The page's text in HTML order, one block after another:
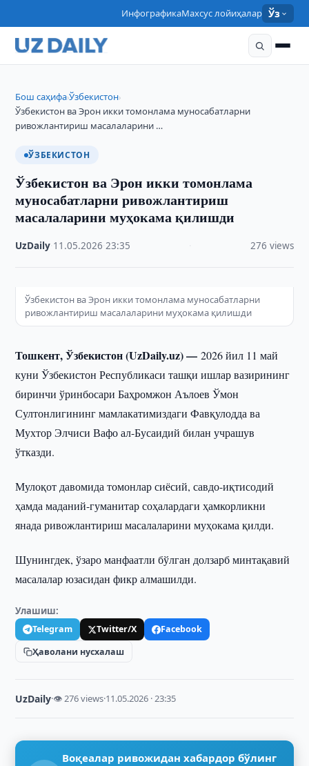
ИнфографикаМахсус лойиҳалар Ўз
Бош саҳифа›Ўзбекистон›
Ўзбекистон ва Эрон икки томонлама муносабатларни
ривожлантириш масалаларини …
ЎЗБЕКИСТОН
Ўзбекистон ва Эрон икки томонлама
муносабатларни ривожлантириш
масалаларини муҳокама қилишди
UzDaily 11.05.2026 ·23:35 276 views
Ўзбекистон ва Эрон икки томонлама муносабатларни
ривожлантириш масалаларини муҳокама қилишди
Тошкент, Ўзбекистон (UzDaily.uz) —2026 йил 11 май
куни Ўзбекистон Республикаси ташқи ишлар вазирининг
биринчи ўринбосари Баҳромжон Аълоев Ўмон
Султонлигининг мамлакатимиздаги Фавқулодда ва
Мухтор Элчиси Вафо ал-Бусаидий билан учрашув
ўтказди.
Мулоқот давомида томонлар сиёсий, савдо-иқтисодий
ҳамда маданий-гуманитар соҳалардаги ҳамкорликни
янада ривожлантириш масалаларини муҳокама қилди.
Шунингдек, ўзаро манфаатли бўлган долзарб минтақавий
масалалар юзасидан фикр алмашилди.
Улашиш:
Telegram Twitter/X
Facebook
Ҳаволани нусхалаш
UzDaily·👁 276 views·11.05.2026 · 23:35
Воқеалар ривожидан хабардор бўлинг